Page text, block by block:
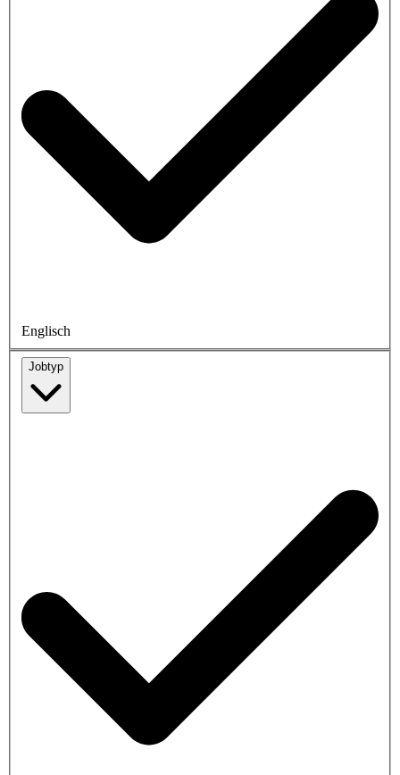
Englisch
Jobtyp